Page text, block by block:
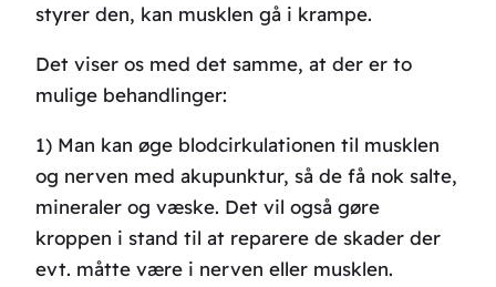
styrer den, kan musklen gå i krampe.
Det viser os med det samme, at der er to
mulige behandlinger:
1) Man kan øge blodcirkulationen til musklen
og nerven med akupunktur, så de få nok salte,
mineraler og væske. Det vil også gøre
kroppen i stand til at reparere de skader der
evt. måtte være i nerven eller musklen.